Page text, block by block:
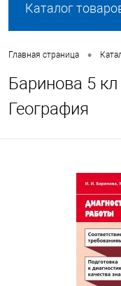
Каталог
Главная страница •
Баринова 5
География